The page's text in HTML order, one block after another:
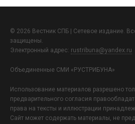
© 2026 Вестник СПБ | Сетевое издание.
защищены.
Электронный адрес: rustribuna@yandex.ru
Объединенные СМИ «РУСТРИБУНА»
Использование материалов разрешено
предварительного согласия
права на тексты и иллюстрации
Сайт может содержать материалы, не